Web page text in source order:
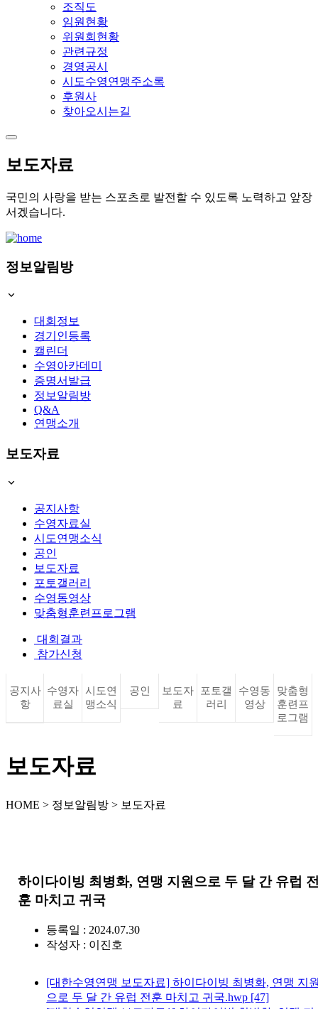
조직도
임원현황
위원회현황
관련규정
경영공시
시도수영연맹주소록
후원사
찾아오시는길
보도자료
국민의 사랑을 받는 스포츠로 발전할 수 있도록 노력하고 앞장
서겠습니다.
정보알림방
대회정보
경기인등록
캘린더
수영아카데미
증명서발급
정보알림방
Q&A
연맹소개
보도자료
공지사항
수영자료실
시도연맹소식
공인
보도자료
포토갤러리
수영동영상
맞춤형훈련프로그램
대회결과
참가신청
공지사
항
수영자
료실
시도연
맹소식
공인
보도자
료
포토갤
러리
수영동
영상
맞춤형
훈련프
로그램
보도자료
HOME > 정보알림방 > 보도자료
하이다이빙 최병화, 연맹 지원으로 두 달 간 유럽
훈 마치고 귀국
등록일 : 2024.07.30
작성자 : 이진호
[대한수영연맹 보도자료] 하이다이빙 최병화, 연맹 지
으로 두 달 간 유럽 전훈 마치고 귀국.hwp [47]